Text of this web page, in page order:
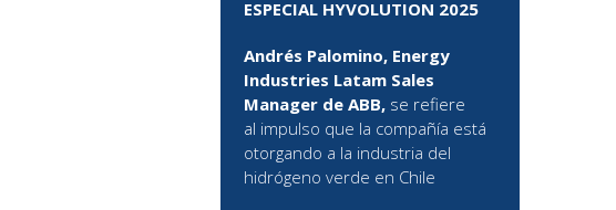
ESPECIAL HYVOLUTION 2025
Andrés Palomino, Energy
Industries Latam Sales
Manager de ABB, se refiere
al impulso que la compañía está
otorgando a la industria del
hidrógeno verde en Chile